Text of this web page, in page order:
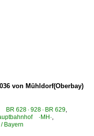
von Mühldorf(Oberbay)
628 · 928 · BR 629,
·MH·,
Bayern